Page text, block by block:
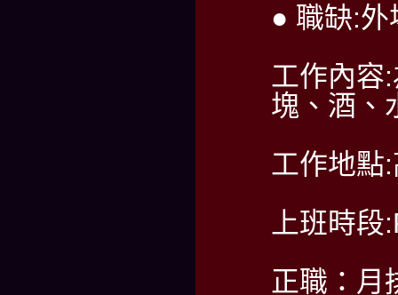
● 職缺:外
工作內容
塊、酒、
工作地點
上班時
正職：月